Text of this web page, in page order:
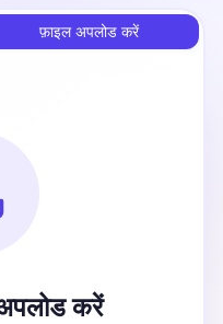
फ़ाइल अपलोड करें
करें